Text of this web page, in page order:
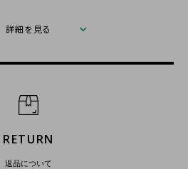
詳細を見る
RETURN
返品について